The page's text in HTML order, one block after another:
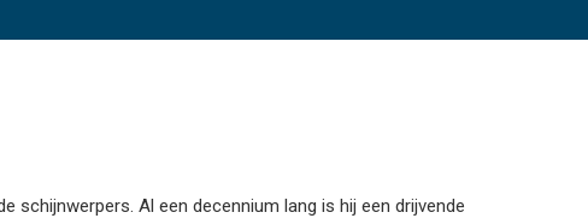
schijnwerpers. Al een decennium lang is hij een drijvende